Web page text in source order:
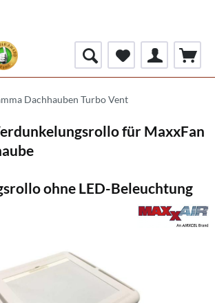
Dachhauben Turbo Vent
für MaxxFan
ohne LED-Beleuchtung